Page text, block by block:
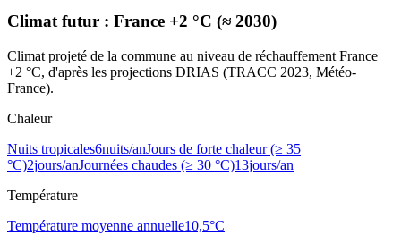
Climat futur : France +2 °C (≈ 2030)
Climat projeté de la commune au niveau de réchauffement France
+2 °C, d'après les projections DRIAS (TRACC 2023, Météo-
France).
Chaleur
Nuits tropicales6nuits/anJours de forte chaleur (≥ 35
°C)2jours/anJournées chaudes (≥ 30 °C)13jours/an
Température
Température moyenne annuelle10,5°C